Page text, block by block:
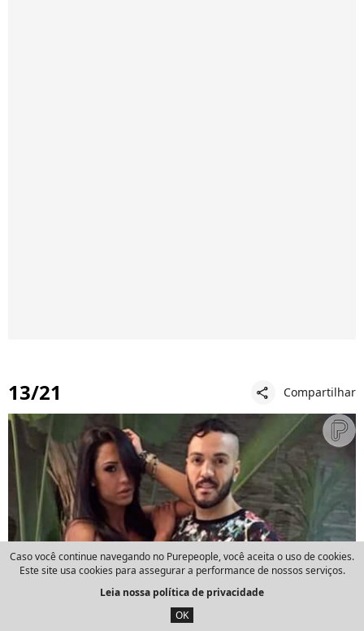
13/21 share Compartilhar
Caso você continue navegando no Purepeople, você aceita o uso de cookies.
Este site usa cookies para assegurar a performance de nossos serviços.
Leia nossa política de privacidade
OK